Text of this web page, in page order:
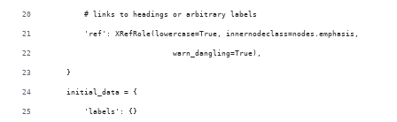
        # links to headings or arbitrary labels
        'ref': XRefRole(lowercase=True, innernodeclass=nodes.emphasis,
                            warn_dangling=True),
    }
    initial_data = {
        'labels': {}